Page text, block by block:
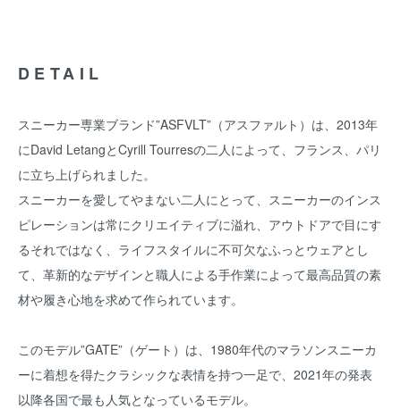
DETAIL
スニーカー専業ブランド”ASFVLT”（アスファルト）は、2013年
にDavid LetangとCyrill Tourresの二人によって、フランス、パリ
に立ち上げられました。
スニーカーを愛してやまない二人にとって、スニーカーのインス
ピレーションは常にクリエイティブに溢れ、アウトドアで目にす
るそれではなく、ライフスタイルに不可欠なふっとウェアとし
て、革新的なデザインと職人による手作業によって最高品質の素
材や履き心地を求めて作られています。
このモデル”GATE”（ゲート）は、1980年代のマラソンスニーカ
ーに着想を得たクラシックな表情を持つ一足で、2021年の発表
以降各国で最も人気となっているモデル。